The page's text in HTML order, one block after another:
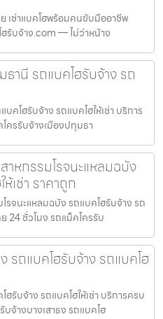
เช่าแบคโฮพร้อมคนขับมืออาชีพ
รับจ้าง.com — ไม่ว่าหน้าง
านี รถแบคโฮรับจ้าง รถ
คโฮรับจ้าง รถแบคโฮให้เช่า บริการ
ครรับจ้างเมืองปทุมธา
หกรรมโรจนะแหลมฉบัง
เช่า ราคาถูก
รจนะแหลมฉบัง รถแบคโฮรับจ้าง รถ
24 ชั่วโมง รถแม็คโครรับ
รถแบคโฮรับจ้าง รถแบคโฮ
รับจ้าง รถแบคโฮให้เช่า บริการครบ
จ้างบางเสาธง รถแบคโฮ